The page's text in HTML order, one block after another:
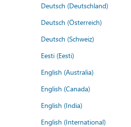
Deutsch (Deutschland)
Deutsch (Österreich)
Deutsch (Schweiz)
Eesti (Eesti)
English (Australia)
English (Canada)
English (India)
English (International)